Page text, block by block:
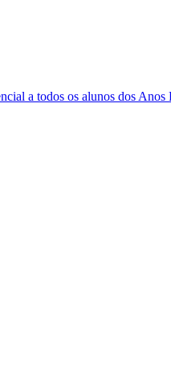
a todos os alunos dos